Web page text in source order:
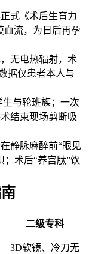
式《术后生育力
血流，为日后再孕
无电热辐射，术
据仅患者本人与
与轮班族；一次
结束现场剪断吸
静脉麻醉前“眼见
术后“养宫肽”饮
二级专科
3D软镜、冷刀无